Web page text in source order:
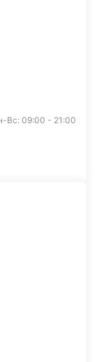
Вс: 09:00 - 21:00